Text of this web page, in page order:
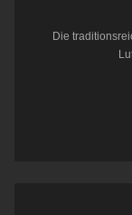
Die